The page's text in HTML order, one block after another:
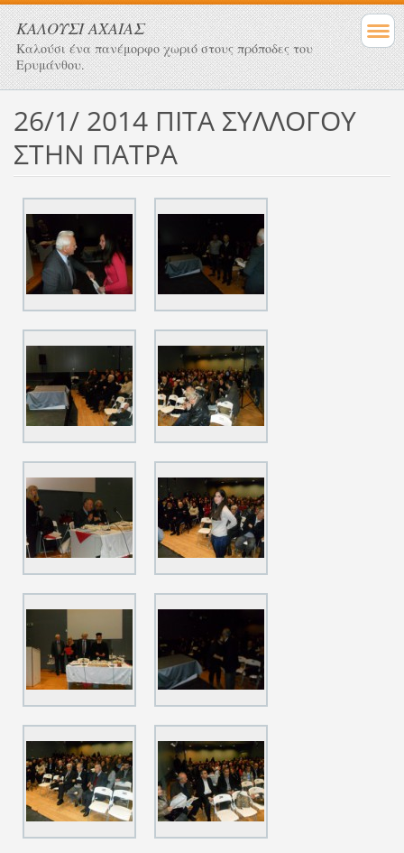
ΚΑΛΟΥΣΙ ΑΧΑΙΑΣ
Καλούσι ένα πανέμορφο χωριό στους πρόποδες του
Ερυμάνθου.
26/1/ 2014 ΠΙΤΑ ΣΥΛΛΟΓΟΥ
ΣΤΗΝ ΠΑΤΡΑ